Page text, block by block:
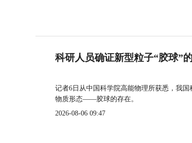
科研人员确证新型粒子“胶球”
记者6日从中国科学院高能物理所获悉，我
物质形态——胶球的存在。
2026-08-06 09:47